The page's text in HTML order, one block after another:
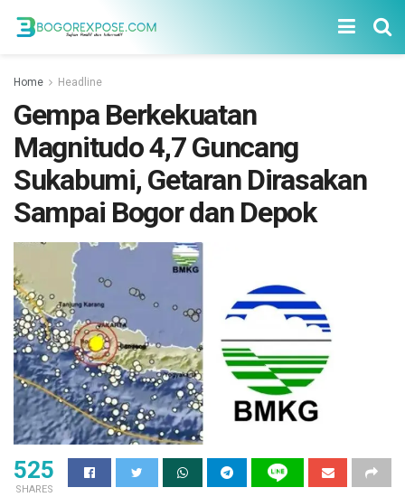
Home Headline
Gempa Berkekuatan
Magnitudo 4,7 Guncang
Sukabumi, Getaran Dirasakan
Sampai Bogor dan Depok
525
SHARES